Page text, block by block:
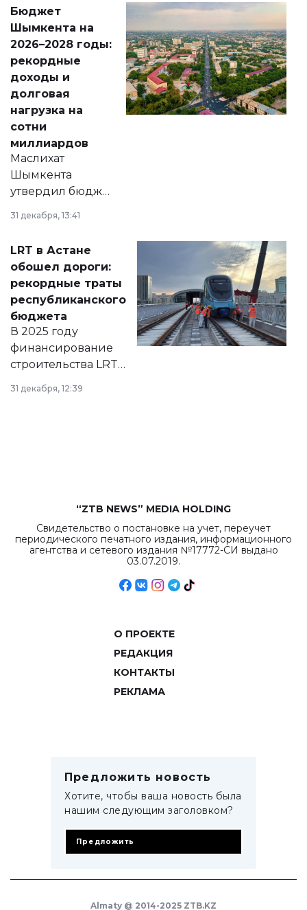
народу
Венесуэлы.
Бюджет
Шымкента на
2026–2028 годы:
рекордные
доходы и
долговая
нагрузка на
сотни
миллиардов
Маслихат
Шымкента
утвердил бюджет
города на 2026–
2028 годы.
документ
появился в базе
нормативных
правовых актов и
на сайте маслихат
города.
31 декабря, 13:41
LRT в Астане
обошел дороги:
рекордные траты
республиканского
бюджета
В 2025 году
финансирование
строительства LRT
в Астане из
республиканского
31 декабря, 12:39
“ZTB NEWS” MEDIA HOLDING
Свидетельство о постановке на учет, переучет
периодического печатного издания, информационного
агентства и сетевого издания №17772-СИ выдано
03.07.2019.
О ПРОЕКТЕ
РЕДАКЦИЯ
КОНТАКТЫ
РЕКЛАМА
Предложить новость
Хотите, чтобы ваша новость была
нашим следующим заголовком?
Предложить
Almaty @ 2014-2025 ZTB.KZ